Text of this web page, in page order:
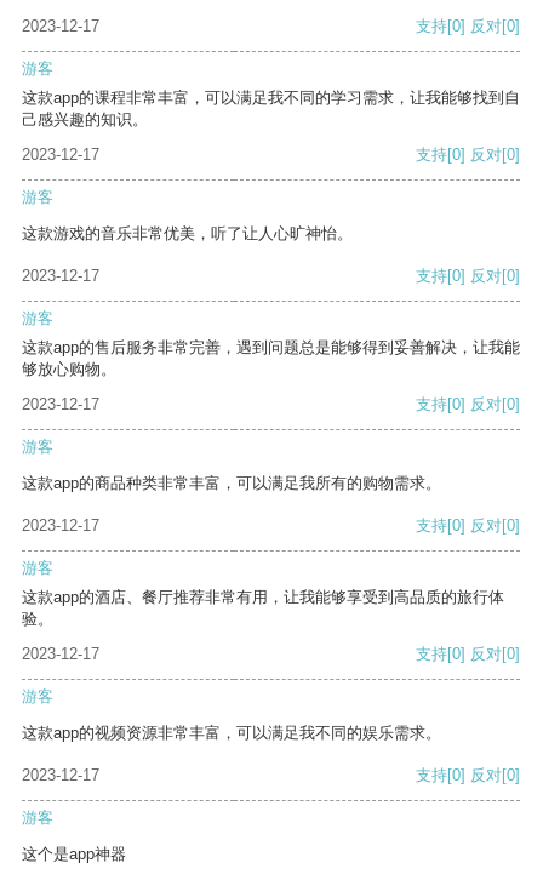
2023-12-17 支持[0] 反对[0]
游客
这款app的课程非常丰富，可以满足我不同的学习需求，让我能够找到自
己感兴趣的知识。
2023-12-17
支持[0] 反对[0]
游客
这款游戏的音乐非常优美，听了让人心旷神怡。
2023-12-17 支持[0] 反对[0]
游客
这款app的售后服务非常完善，遇到问题总是能够得到妥善解决，让我能
够放心购物。
2023-12-17
支持[0] 反对[0]
游客
这款app的商品种类非常丰富，可以满足我所有的购物需求。
2023-12-17 支持[0] 反对[0]
游客
这款app的酒店、餐厅推荐非常有用，让我能够享受到高品质的旅行体
验。
2023-12-17
支持[0] 反对[0]
游客
这款app的视频资源非常丰富，可以满足我不同的娱乐需求。
2023-12-17 支持[0] 反对[0]
游客
这个是app神器